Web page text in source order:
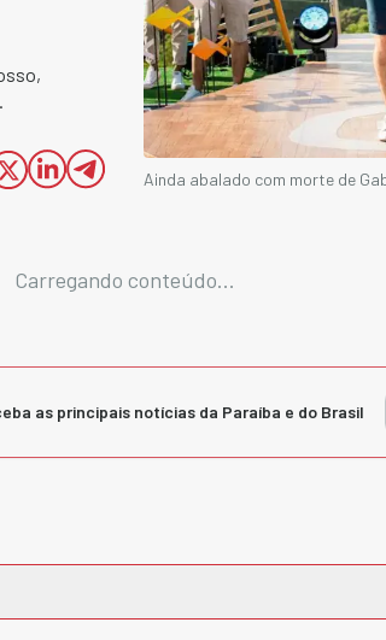
Ainda abalado com morte de
Carregando conteúdo...
as principais notícias da Paraíba e do Brasil